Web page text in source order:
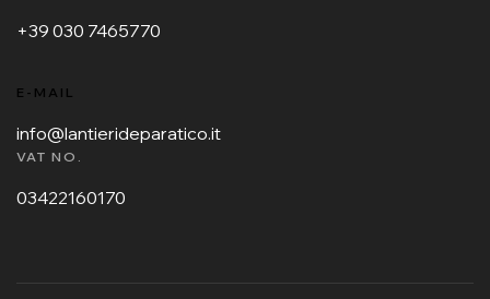
+39 030 7465770
E-MAIL
info@lantierideparatico.it
VAT NO.
03422160170